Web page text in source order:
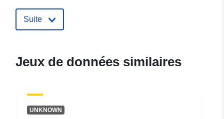
Identificateurs:
4e4e16b2-104f-46fa-a691-
Suite
Jeux de données similaires
UNKNOWN